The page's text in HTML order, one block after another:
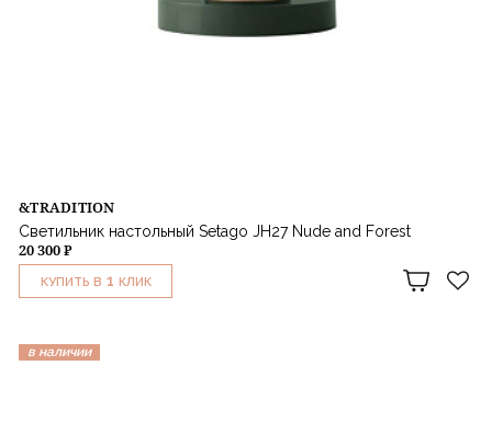
&TRADITION
Светильник настольный Setago JH27 Nude and Forest
20 300 ₽
КУПИТЬ В 1 КЛИК
в наличии